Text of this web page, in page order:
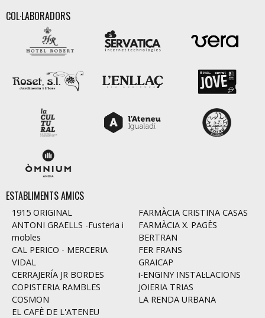
COL·LABORADORS
ESTABLIMENTS AMICS
1915 ORIGINAL
ANTONI GRAELLS -Fusteria i
mobles
CAL PERICO - MERCERIA
VIDAL
CERRAJERÍA JR BORDES
COPISTERIA RAMBLES
COSMON
EL CAFÈ DE L'ATENEU
FARMÀCIA CRISTINA CASAS
FARMÀCIA X. PAGÈS
BERTRAN
FER FRANS
GRAICAP
i-ENGINY INSTAL·LACIONS
JOIERIA TRIAS
LA RENDA URBANA